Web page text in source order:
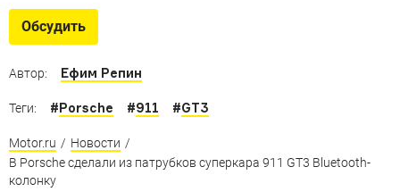
Инструменты, ружье, пылесос и другие необычные
вещи, которые идут в комплекте с машиной
Обсудить
Автор: Ефим Репин
Теги: #Porsche #911 #GT3
Motor.ru / Новости /
В Porsche сделали из патрубков суперкара 911 GT3 Bluetooth-
колонку